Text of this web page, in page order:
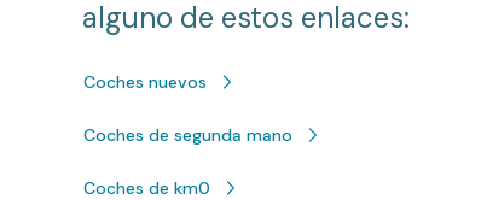
alguno de estos enlaces:
Coches nuevos
Coches de segunda mano
Coches de km0